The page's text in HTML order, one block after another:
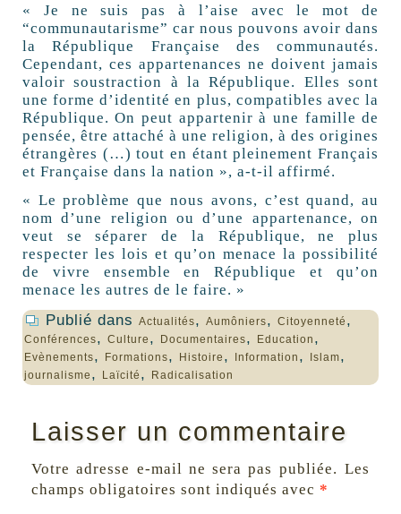
« Je ne suis pas à l’aise avec le mot de
“communautarisme” car nous pouvons avoir dans
la République Française des communautés.
Cependant, ces appartenances ne doivent jamais
valoir soustraction à la République. Elles sont
une forme d’identité en plus, compatibles avec la
République. On peut appartenir à une famille de
pensée, être attaché à une religion, à des origines
étrangères (…) tout en étant pleinement Français
et Française dans la nation », a-t-il affirmé.
« Le problème que nous avons, c’est quand, au
nom d’une religion ou d’une appartenance, on
veut se séparer de la République, ne plus
respecter les lois et qu’on menace la possibilité
de vivre ensemble en République et qu’on
menace les autres de le faire. »
Publié dans Actualités, Aumôniers, Citoyenneté ,
Conférences, Culture , Documentaires, Education ,
Evènements, Formations, Histoire , Information , Islam,
journalisme , Laïcité , Radicalisation
Laisser un commentaire
Votre adresse e-mail ne sera pas publiée. Les
champs obligatoires sont indiqués avec *